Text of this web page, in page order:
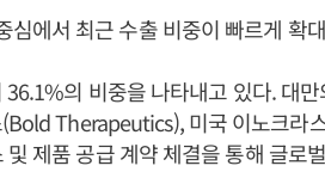
심에서 최근 수출 비중이 빠르게 확
의 비중을 나타내고 있다. 대
Therapeutics), 미국 이노크라
제품 공급 계약 체결을 통해 글로